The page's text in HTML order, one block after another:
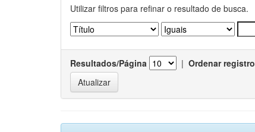
Utilizar filtros para refinar o resultado de busca.
Resultados/Página | Ordenar